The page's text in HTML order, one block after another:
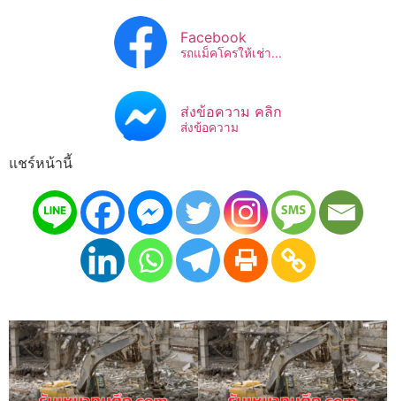
Facebook
รถแม็คโครให้เช่า...
ส่งข้อความ คลิก
ส่งข้อความ
แชร์หน้านี้